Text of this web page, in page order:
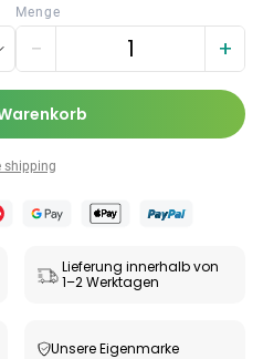
Menge
− +
shipping
Lieferung innerhalb von
1–2 Werktagen
Unsere Eigenmarke